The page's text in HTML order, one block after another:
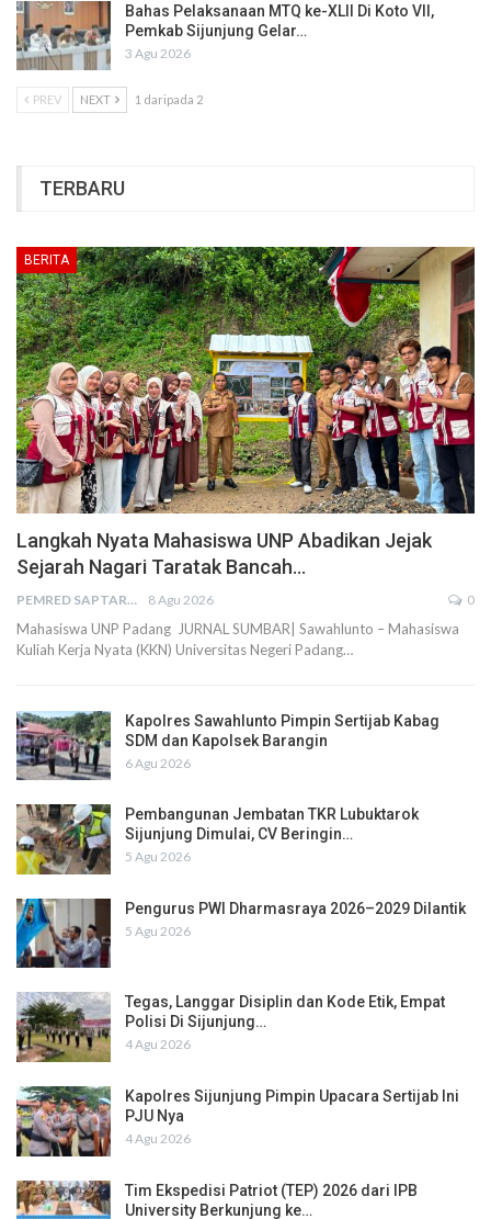
Bahas Pelaksanaan MTQ ke-XLII Di Koto VII,
Pemkab Sijunjung Gelar…
3 Agu 2026
PREV NEXT 1 daripada 2
TERBARU
BERITA
Langkah Nyata Mahasiswa UNP Abadikan Jejak
Sejarah Nagari Taratak Bancah…
PEMRED SAPTARIUS 8 Agu 2026 0
Mahasiswa UNP Padang JURNAL SUMBAR| Sawahlunto – Mahasiswa
Kuliah Kerja Nyata (KKN) Universitas Negeri Padang…
Kapolres Sawahlunto Pimpin Sertijab Kabag
SDM dan Kapolsek Barangin
6 Agu 2026
Pembangunan Jembatan TKR Lubuktarok
Sijunjung Dimulai, CV Beringin…
5 Agu 2026
Pengurus PWI Dharmasraya 2026–2029 Dilantik
5 Agu 2026
Tegas, Langgar Disiplin dan Kode Etik, Empat
Polisi Di Sijunjung…
4 Agu 2026
Kapolres Sijunjung Pimpin Upacara Sertijab Ini
PJU Nya
4 Agu 2026
Tim Ekspedisi Patriot (TEP) 2026 dari IPB
University Berkunjung ke…